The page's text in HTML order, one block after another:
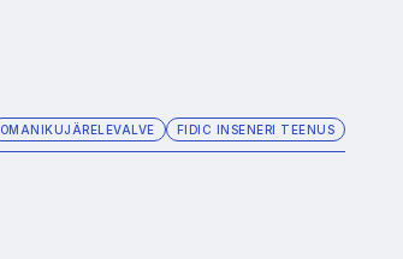
OMANIKUJÄRELEVALVE FIDIC INSENERI TEENUS